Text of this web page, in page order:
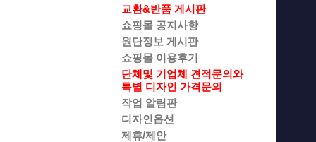
교환&반품 게시판
쇼핑몰 공지사항
원단정보 게시판
쇼핑몰 이용후기
단체및 기업체 견적문의와
특별 디자인 가격문의
작업 알림판
디자인옵션
제휴/제안